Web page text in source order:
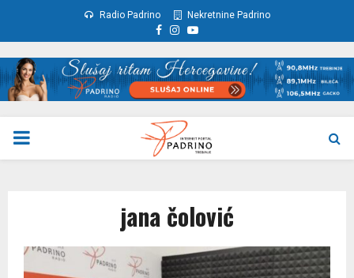
Radio Padrino Nekretnine Padrino
Facebook
Instagram
Youtube
PRIMARY
jana čolović